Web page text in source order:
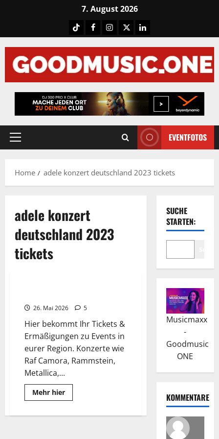
7. August 2026
TiktokFacebook
Instagram
X LinkedIN
Primary
EVENTFOTOS
Home adele konzert deutschland 2023 tickets
adele konzert
deutschland 2023
tickets
26. Mai 2026 5
Hier bekommt Ihr Tickets &
Ermäßigungen zu Events in
eurer Region. Konzerte wie
Raf Camora, Rammstein,
Metallica,...
Mehr hierRead
more
&
SUCHE
STARTEN:
Musicmaxx
-
Goodmusic
ONE
KOMMENTARE